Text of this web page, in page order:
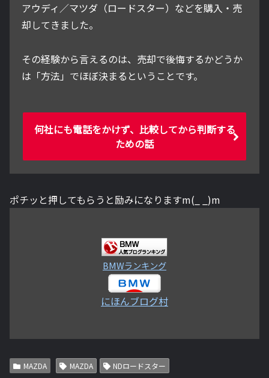
アウディ／マツダ（ロードスター）などを購入・売
却してきました。
その経験から言えるのは、売却で後悔するかどうか
は「方法」でほぼ決まるということです。
何社にも電話をかけず、比較してから判断する
ための話
ポチッと押してもらうと励みになりますm(_ _)m
BMWランキング
にほんブログ村
MAZDA MAZDA NDロードスター